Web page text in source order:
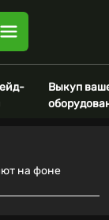
Выкуп
на фоне